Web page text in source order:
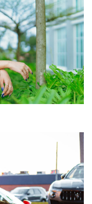
Shy Away From